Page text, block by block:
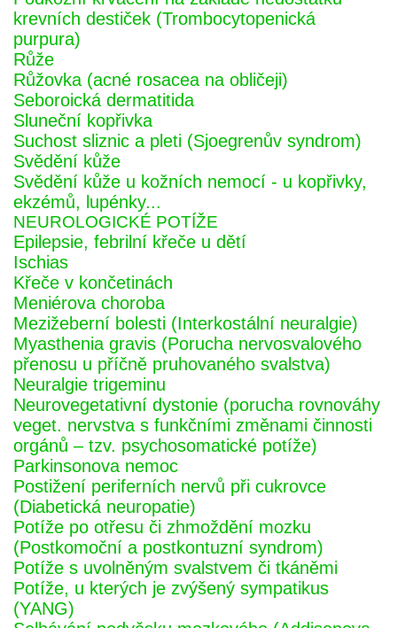
krevních destiček (Trombocytopenická
purpura)
Růže
Růžovka (acné rosacea na obličeji)
Seboroická dermatitida
Sluneční kopřivka
Suchost sliznic a pleti (Sjoegrenův syndrom)
Svědění kůže
Svědění kůže u kožních nemocí - u kopřivky,
ekzémů, lupénky...
NEUROLOGICKÉ POTÍŽE
Epilepsie, febrilní křeče u dětí
Ischias
Křeče v končetinách
Meniérova choroba
Mezižeberní bolesti (Interkostální neuralgie)
Myasthenia gravis (Porucha nervosvalového
přenosu u příčně pruhovaného svalstva)
Neuralgie trigeminu
Neurovegetativní dystonie (porucha rovnováhy
veget. nervstva s funkčními změnami činnosti
orgánů – tzv. psychosomatické potíže)
Parkinsonova nemoc
Postižení periferních nervů při cukrovce
(Diabetická neuropatie)
Potíže po otřesu či zhmoždění mozku
(Postkomoční a postkontuzní syndrom)
Potíže s uvolněným svalstvem či tkáněmi
Potíže, u kterých je zvýšený sympatikus
(YANG)